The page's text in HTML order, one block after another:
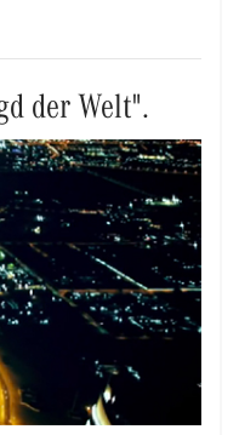
der Welt".